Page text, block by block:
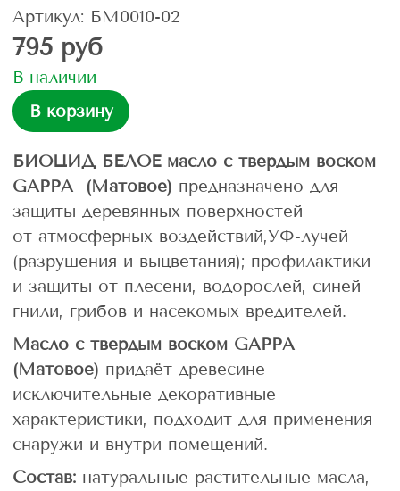
Артикул: БМ0010-02
795 руб
В наличии
В корзину
БИОЦИД БЕЛОЕ масло с твердым воском
GAPPA (Матовое) предназначено для
защиты деревянных поверхностей
от атмосферных воздействий,УФ-лучей
(разрушения и выцветания); профилактики
и защиты от плесени, водорослей, синей
гнили, грибов и насекомых вредителей.
Масло с твердым воском GAPPA
(Матовое) придаёт древесине
исключительные декоративные
характеристики, подходит для применения
снаружи и внутри помещений.
Состав: натуральные растительные масла,